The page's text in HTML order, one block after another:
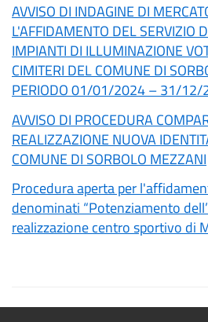
AVVISO DI INDAGINE DI
L'AFFIDAMENTO DEL SERVIZIO
IMPIANTI DI ILLUMINAZIONE
CIMITERI DEL COMUNE DI
PERIODO 01/01/2024 – 31/12/
AVVISO DI PROCEDURA
REALIZZAZIONE NUOVA
COMUNE DI SORBOLO MEZZANI
Procedura aperta per
denominati “Potenziamento
realizzazione centro sportivo di